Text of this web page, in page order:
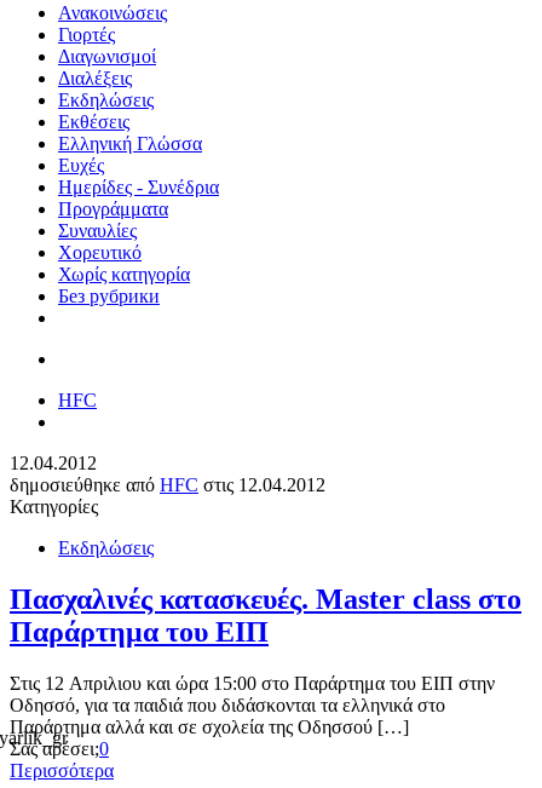
Ανακοινώσεις
Γιορτές
Διαγωνισμοί
Διαλέξεις
Εκδηλώσεις
Εκθέσεις
Ελληνική Γλώσσα
Ευχές
Ημερίδες - Συνέδρια
Προγράμματα
Συναυλίες
Χορευτικό
Χωρίς κατηγορία
Без рубрики
HFC
12.04.2012
δημοσιεύθηκε από HFC στις 12.04.2012
Κατηγορίες
Εκδηλώσεις
Πασχαλινές κατασκευές. Master class στο
Παράρτημα του ΕΙΠ
Στις 12 Απριλιου και ώρα 15:00 στο Παράρτημα του ΕΙΠ στην
Οδησσό, για τα παιδιά που διδάσκονται τα ελληνικά στο
Παράρτημα αλλά και σε σχολεία της Οδησσού […]
Σας αρέσει;0
Περισσότερα